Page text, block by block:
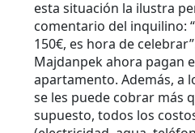
esta situación la ilustra
comentario del inquilino:
150€, es hora de
Majdanpek ahora pagan
apartamento. Además, a
se les puede cobrar más
supuesto, todos los